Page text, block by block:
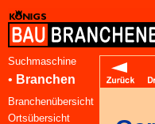
Suchmaschine
• Branchen
Branchenübersicht
Ortsübersicht